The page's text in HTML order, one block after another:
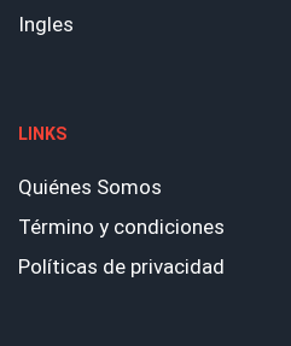
Ingles
LINKS
Quiénes Somos
Término y condiciones
Políticas de privacidad